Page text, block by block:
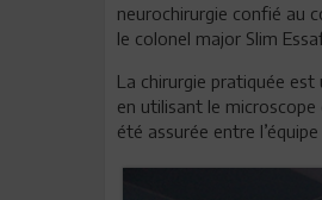
neurochirurgie confié au
le colonel major Slim
La chirurgie pratiquée
en utilisant le
été assurée entre